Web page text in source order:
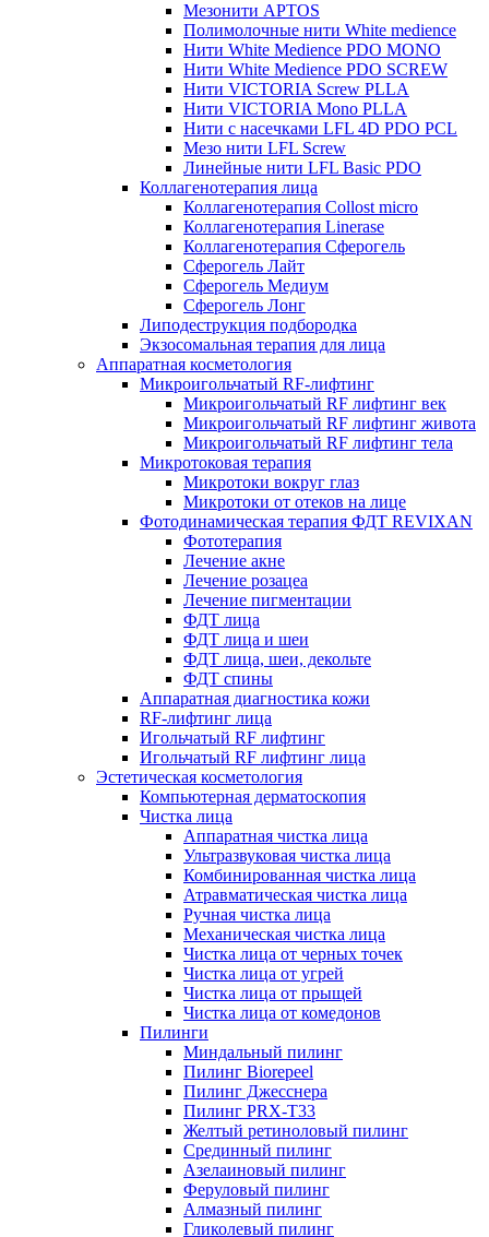
Мезонити APTOS
Полимолочные нити White medience
Нити White Medience PDO MONO
Нити White Medience PDO SCREW
Нити VICTORIA Screw PLLA
Нити VICTORIA Mono PLLA
Нити с насечками LFL 4D PDO PCL
Мезо нити LFL Screw
Линейные нити LFL Basic PDO
Коллагенотерапия лица
Коллагенотерапия Collost micro
Коллагенотерапия Linerase
Коллагенотерапия Сферогель
Сферогель Лайт
Сферогель Медиум
Сферогель Лонг
Липодеструкция подбородка
Экзосомальная терапия для лица
Аппаратная косметология
Микроигольчатый RF-лифтинг
Микроигольчатый RF лифтинг век
Микроигольчатый RF лифтинг живота
Микроигольчатый RF лифтинг тела
Микротоковая терапия
Микротоки вокруг глаз
Микротоки от отеков на лице
Фотодинамическая терапия ФДТ REVIXAN
Фототерапия
Лечение акне
Лечение розацеа
Лечение пигментации
ФДТ лица
ФДТ лица и шеи
ФДТ лица, шеи, декольте
ФДТ спины
Аппаратная диагностика кожи
RF-лифтинг лица
Игольчатый RF лифтинг
Игольчатый RF лифтинг лица
Эстетическая косметология
Компьютерная дерматоскопия
Чистка лица
Аппаратная чистка лица
Ультразвуковая чистка лица
Комбинированная чистка лица
Атравматическая чистка лица
Ручная чистка лица
Механическая чистка лица
Чистка лица от черных точек
Чистка лица от угрей
Чистка лица от прыщей
Чистка лица от комедонов
Пилинги
Миндальный пилинг
Пилинг Biorepeel
Пилинг Джесснера
Пилинг PRX-T33
Желтый ретиноловый пилинг
Срединный пилинг
Азелаиновый пилинг
Феруловый пилинг
Алмазный пилинг
Гликолевый пилинг